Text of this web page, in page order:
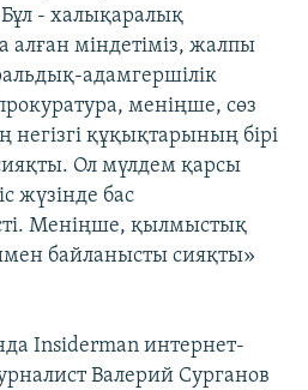
- халықаралық
міндетіміз, жалпы
адамгершілік
меніңше, сөз
құқықтарының бірі
Ол мүлдем қарсы
жүзінде бас
Меніңше, қылмыстық
байланысты сияқты»
Insiderman интернет-
Валерий Сурганов